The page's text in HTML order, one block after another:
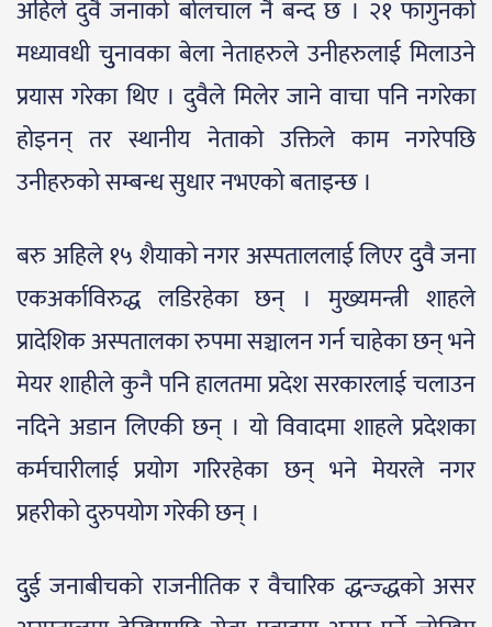
अहिले दुवै जनाको बोलचाल नै बन्द छ । २१ फागुनको
मध्यावधी चुुनावका बेला नेताहरुले उनीहरुलाई मिलाउने
प्रयास गरेका थिए । दुवैले मिलेर जाने वाचा पनि नगरेका
होइनन् तर स्थानीय नेताको उक्तिले काम नगरेपछि
उनीहरुको सम्बन्ध सुधार नभएको बताइन्छ ।
बरु अहिले १५ शैयाको नगर अस्पताललाई लिएर दुुवै जना
एकअर्काविरुद्ध लडिरहेका छन् । मुख्यमन्त्री शाहले
प्रादेशिक अस्पतालका रुपमा सञ्चालन गर्न चाहेका छन् भने
मेयर शाहीले कुनै पनि हालतमा प्रदेश सरकारलाई चलाउन
नदिने अडान लिएकी छन् । यो विवादमा शाहले प्रदेशका
कर्मचारीलाई प्रयोग गरिरहेका छन् भने मेयरले नगर
प्रहरीको दुरुपयोग गरेकी छन् ।
दुुई जनाबीचको राजनीतिक र वैचारिक द्धन्ज्द्धको असर